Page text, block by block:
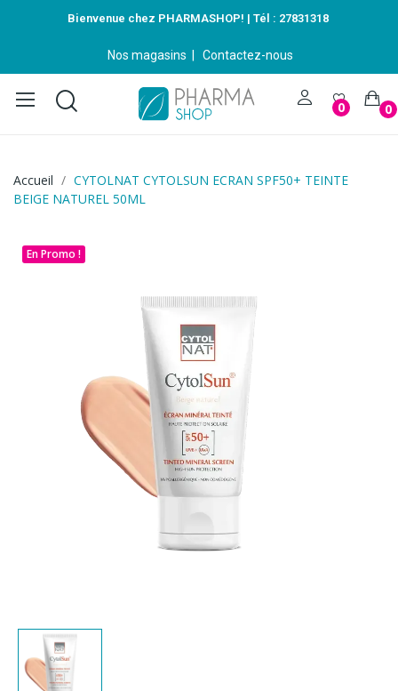
Bienvenue chez PHARMASHOP! | Tél : 27831318
Nos magasins Contactez-nous
0 0
Accueil
CYTOLNAT CYTOLSUN ECRAN SPF50+ TEINTE
BEIGE NATUREL 50ML
En Promo !